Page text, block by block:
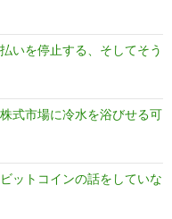
いを停止する、そしてそう
式市場に冷水を浴びせる可
ットコインの話をしていな